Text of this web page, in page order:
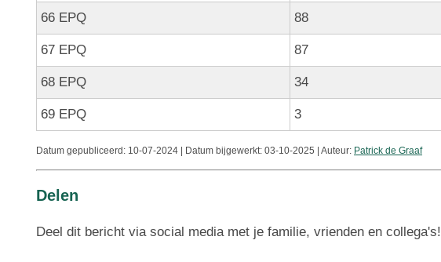
66 EPQ 88
67 EPQ 87
68 EPQ 34
69 EPQ 3
Datum gepubliceerd: 10-07-2024 | Datum bijgewerkt:03-10-2025 | Auteur: Patrick de Graaf
Delen
Deel dit bericht via social media met je familie, vrienden en collega's!